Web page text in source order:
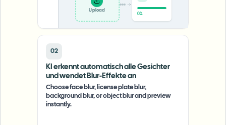
Upload
0%
02
KI erkennt automatisch alle Gesichter
und wendet Blur-Effekte an
Choose face blur, license plate blur,
background blur, or object blur and preview
instantly.